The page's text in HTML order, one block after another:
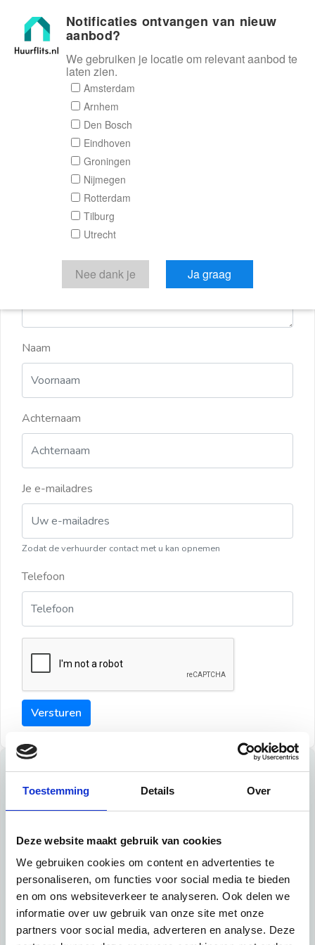
Toestemming Details Over
Deze website maakt gebruik van cookies
We gebruiken cookies om content en advertenties te
personaliseren, om functies voor social media te bieden
en om ons websiteverkeer te analyseren. Ook delen we
informatie over uw gebruik van onze site met onze
partners voor social media, adverteren en analyse. Deze
Huurflits
Reactieformulier
Huurflits
Verstuur je bericht
Door een bericht te sturen kom je in contact met de
aanbieder of makelaar van de woning.
Naam
Achternaam
Je e-mailadres
Zodat de verhuurder contact met u kan opnemen
Telefoon
Versturen
Tips
Tip 1:
Schrijf een duidelijke introductie en geef de volgende
informatie mee:
Ben je student, werkachtig of werkzoekend
Notificaties ontvangen van nieuw
aanbod?
We gebruiken je locatie om relevant aanbod te
laten zien.
Amsterdam
Arnhem
Den Bosch
Eindhoven
Groningen
Nijmegen
Rotterdam
Tilburg
Utrecht
Nee dank je Ja graag